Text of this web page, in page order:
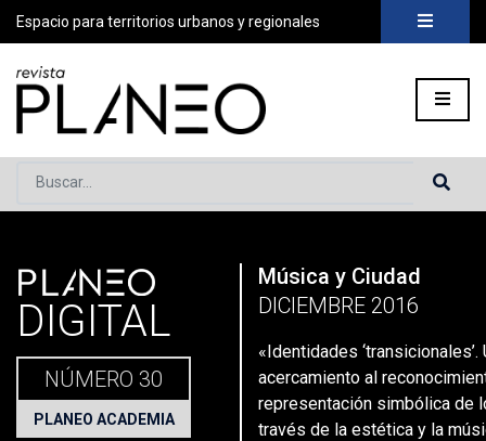
Espacio para territorios urbanos y regionales
Buscar...
Portada» Planeo Hoy Secciones»Planeo Academia
PLANEO
DIGITAL
NÚMERO 30
PLANEO ACADEMIA
Música y Ciudad
DICIEMBRE 2016
«Identidades ‘transicionales’.
acercamiento al
representación simbólica de
través de la estética y la